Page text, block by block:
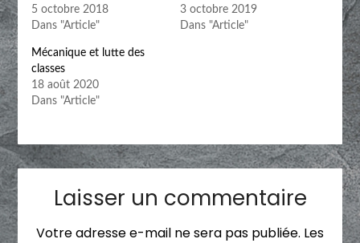
5 octobre 2018
Dans "Article"
3 octobre 2019
Dans "Article"
Mécanique et lutte des
classes
18 août 2020
Dans "Article"
Laisser un commentaire
Votre adresse e-mail ne sera pas publiée. Les